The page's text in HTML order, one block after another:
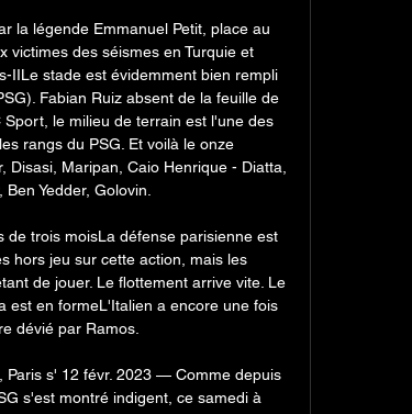
la légende Emmanuel Petit, place au
victimes des séismes en Turquie et
IILe stade est évidemment bien rempli
Fabian Ruiz absent de la feuille de
le milieu de terrain est l'une des
rangs du PSG. Et voilà le onze
Maripan, Caio Henrique - Diatta,
Yedder, Golovin.
de trois moisLa défense parisienne est
hors jeu sur cette action, mais les
de jouer. Le flottement arrive vite. Le
est en formeL'Italien a encore une fois
dévié par Ramos.
Paris s' 12 févr. 2023 — Comme depuis
s'est montré indigent, ce samedi à